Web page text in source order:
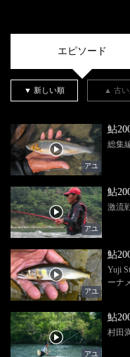
エピソード
▼ 新しい順 ▲ 古い
アユ
鮎
総集
アユ
鮎
激流
アユ
鮎
Yuji
ーナ
アユ
鮎
村田